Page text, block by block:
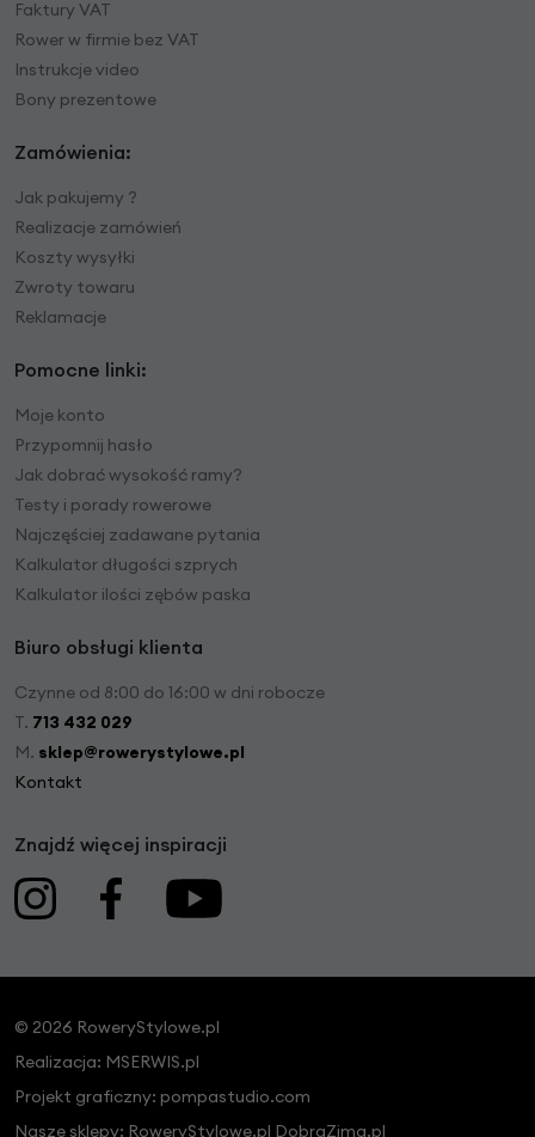
Faktury VAT
Rower w firmie bez VAT
Instrukcje video
Bony prezentowe
Zamówienia:
Jak pakujemy ?
Realizacje zamówień
Koszty wysyłki
Zwroty towaru
Reklamacje
Pomocne linki:
Moje konto
Przypomnij hasło
Jak dobrać wysokość ramy?
Testy i porady rowerowe
Najczęściej zadawane pytania
Kalkulator długości szprych
Kalkulator ilości zębów paska
Biuro obsługi klienta
Czynne od 8:00 do 16:00 w dni robocze
T. 713 432 029
M. sklep@rowerystylowe.pl
Kontakt
Znajdź więcej inspiracji
© 2026 RoweryStylowe.pl
Realizacja: MSERWIS.pl
Projekt graficzny: pompastudio.com
Nasze sklepy: RoweryStylowe.pl DobraZima.pl